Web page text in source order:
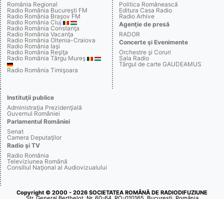
România Regional
Radio România Bucureşti FM
Radio România Braşov FM
Radio România Cluj
Radio România Constanţa
Radio România Vacanţa
Radio România Oltenia-Craiova
Radio România Iaşi
Radio România Reşiţa
Radio România Târgu Mureş
Radio România Timişoara
Politica Românească
Editura Casa Radio
Radio Arhive
Agenţie de presă
RADOR
Concerte şi Evenimente
Orchestre şi Coruri
Sala Radio
Târgul de carte GAUDEAMUS
Instituţii publice
Administraţia Prezidenţială
Guvernul României
Parlamentul României
Senat
Camera Deputaţilor
Radio şi TV
Radio România
Televiziunea Română
Consiliul Naţional al Audiovizualului
Copyright © 2000 - 2026 SOCIETATEA ROMÂNĂ DE RADIODIFUZIUNE